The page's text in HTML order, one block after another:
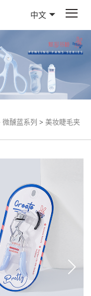
中文
微醺蓝系列 > 美妆睫毛夹